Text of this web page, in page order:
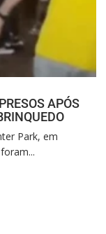
APÓS
Park, em